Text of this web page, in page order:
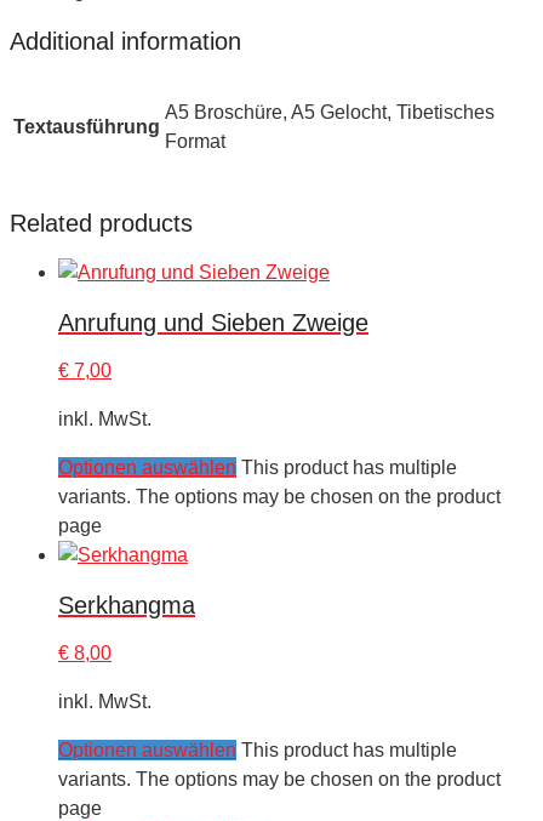
Additional information
Textausführung
A5 Broschüre, A5 Gelocht, Tibetisches
Format
Related products
Anrufung und Sieben Zweige
€ 7,00
inkl. MwSt.
Optionen auswählen This product has multiple
variants. The options may be chosen on the product
page
Serkhangma
€ 8,00
inkl. MwSt.
Optionen auswählen This product has multiple
variants. The options may be chosen on the product
page